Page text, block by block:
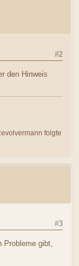
#2
den Hinweis
folgte
#3
Probleme gibt,